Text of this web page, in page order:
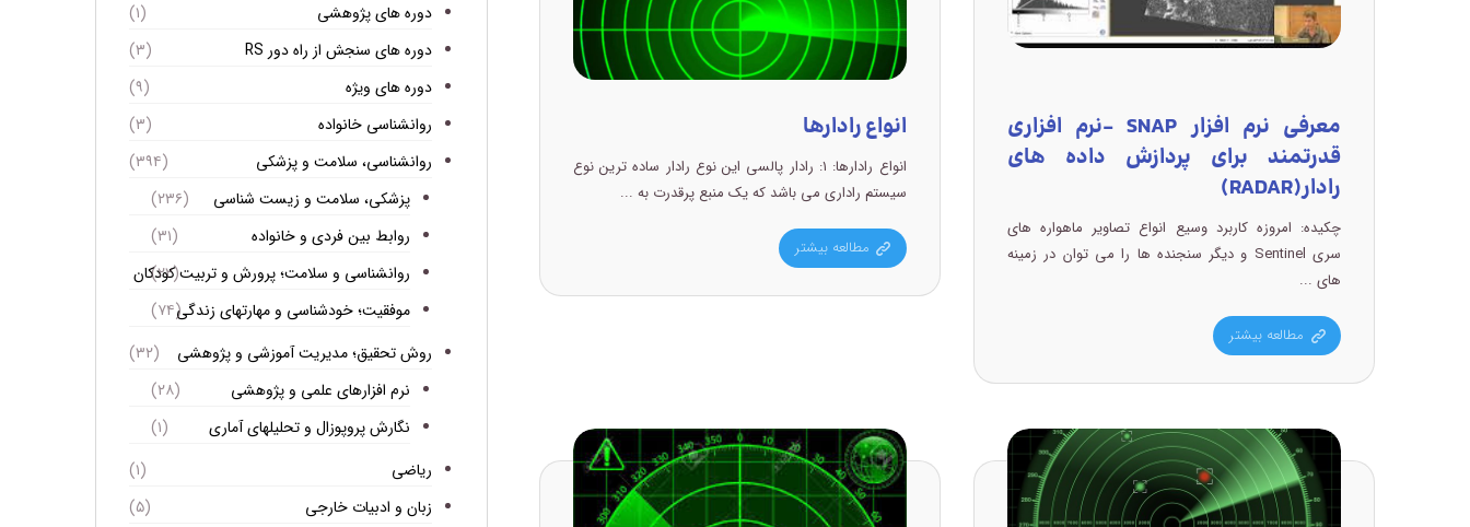
معرفی نرم افزار SNAP –نرم افزاری
قدرتمند برای پردازش داده های
رادار(RADAR)
چکیده: امروزه کاربرد وسیع انواع تصاویر ماهواره های
سری Sentinel و دیگر سنجنده ها را می توان در زمینه
های ...
مطالعه بیشتر
انواع رادارها
انواع رادارها: ۱: رادار پالسی این نوع رادار ساده ترین نوع
سیستم راداری می باشد که یک منبع پرقدرت به ...
مطالعه بیشتر
دوره های پژوهشی
(۱)
دوره های سنجش از راه دور RS
(۳)
دوره های ویژه
(۹)
روانشناسی خانواده
(۳)
روانشناسی، سلامت و پزشکی
(۳۹۴)
پزشکی، سلامت و زیست شناسی
(۲۳۶)
روابط بین فردی و خانواده
(۳۱)
روانشناسی و سلامت؛ پرورش و تربیت کودکان
(۲۲)
موفقیت؛ خودشناسی و مهارتهای زندگی
(۷۴)
روش تحقیق؛ مدیریت آموزشی و پژوهشی
(۳۲)
نرم افزارهای علمی و پژوهشی
(۲۸)
نگارش پروپوزال و تحلیلهای آماری
(۱)
ریاضی
(۱)
زبان و ادبیات خارجی
(۵)